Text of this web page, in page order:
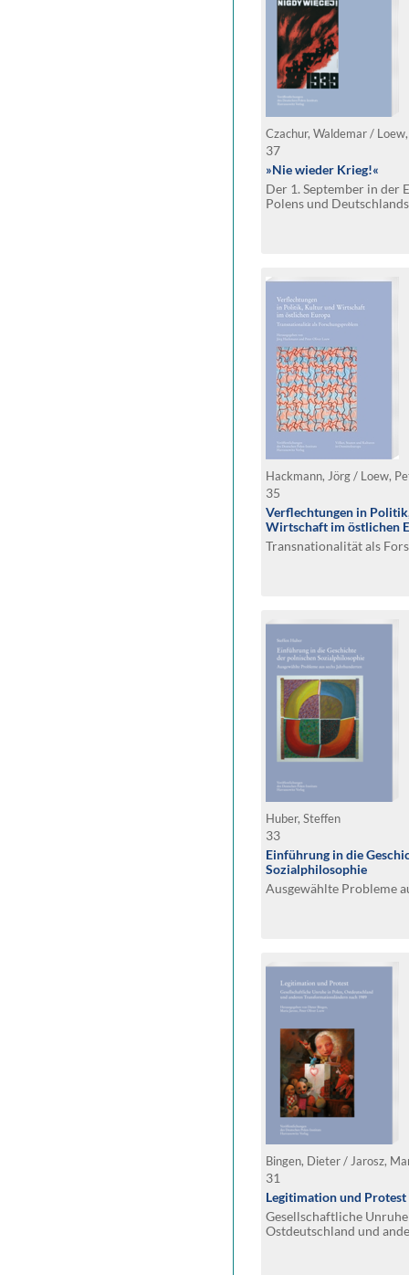
Czachur, Waldemar /
37
»Nie wieder Krieg!«
Der 1. September in der
Polens und
Hackmann, Jörg / Loew,
35
Verflechtungen in
Wirtschaft im östlichen
Transnationalität als
Huber, Steffen
33
Einführung in die
Sozialphilosophie
Ausgewählte Probleme
31
Legitimation und Protest
Gesellschaftliche
Ostdeutschland und